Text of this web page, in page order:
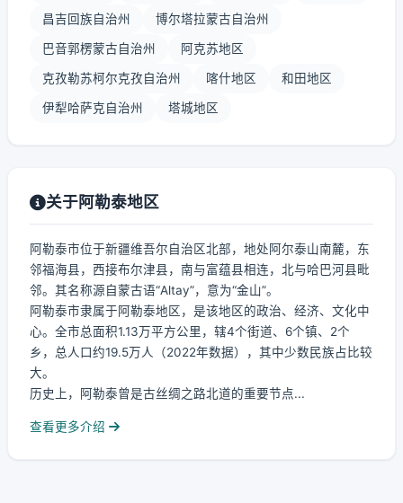
昌吉回族自治州 博尔塔拉蒙古自治州
巴音郭楞蒙古自治州 阿克苏地区
克孜勒苏柯尔克孜自治州 喀什地区 和田地区
伊犁哈萨克自治州 塔城地区
关于阿勒泰地区
阿勒泰市位于新疆维吾尔自治区北部，地处阿尔泰山南麓，东
邻福海县，西接布尔津县，南与富蕴县相连，北与哈巴河县毗
邻。其名称源自蒙古语“Altay”，意为“金山”。
阿勒泰市隶属于阿勒泰地区，是该地区的政治、经济、文化中
心。全市总面积1.13万平方公里，辖4个街道、6个镇、2个
乡，总人口约19.5万人（2022年数据），其中少数民族占比较
大。
历史上，阿勒泰曾是古丝绸之路北道的重要节点...
查看更多介绍